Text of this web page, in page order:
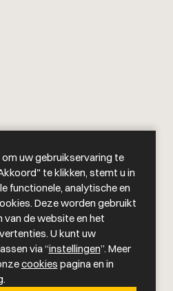
uw gebruikservaring te
te klikken, stemt u in
functionele, analytische en
Deze worden gebruikt
de website en het
U kunt uw
via “instellingen”. Meer
cookies pagina en in
.